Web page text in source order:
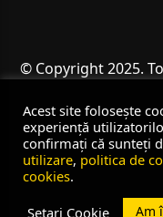
© Copyright 2025.
Acest site folosește
experiență
confirmați că sunteți
utilizare, politica de
cookies.
Setari Cookie
Am